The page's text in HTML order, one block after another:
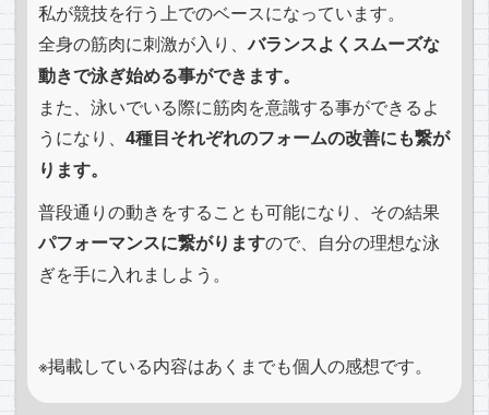
私が競技を行う上でのベースになっています。
全身の筋肉に刺激が入り、バランスよくスムーズな
動きで泳ぎ始める事ができます。
また、泳いでいる際に筋肉を意識する事ができるよ
うになり、 4種目それぞれのフォームの改善にも繋が
ります。
普段通りの動きをすることも可能になり、その結果
パフォーマンスに繋がりますので、自分の理想な泳
ぎを手に入れましよう。
※掲載している内容はあくまでも個人の感想です。